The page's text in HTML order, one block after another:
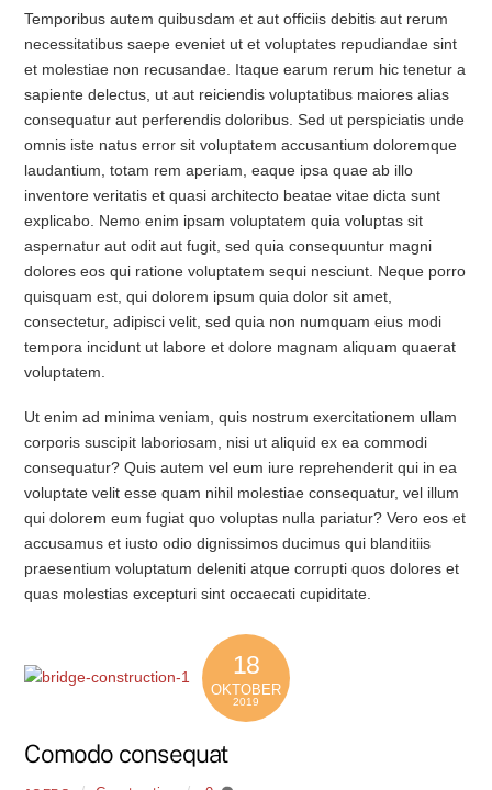
Temporibus autem quibusdam et aut officiis debitis aut rerum
necessitatibus saepe eveniet ut et voluptates repudiandae sint
et molestiae non recusandae. Itaque earum rerum hic tenetur a
sapiente delectus, ut aut reiciendis voluptatibus maiores alias
consequatur aut perferendis doloribus. Sed ut perspiciatis unde
omnis iste natus error sit voluptatem accusantium doloremque
laudantium, totam rem aperiam, eaque ipsa quae ab illo
inventore veritatis et quasi architecto beatae vitae dicta sunt
explicabo. Nemo enim ipsam voluptatem quia voluptas sit
aspernatur aut odit aut fugit, sed quia consequuntur magni
dolores eos qui ratione voluptatem sequi nesciunt. Neque porro
quisquam est, qui dolorem ipsum quia dolor sit amet,
consectetur, adipisci velit, sed quia non numquam eius modi
tempora incidunt ut labore et dolore magnam aliquam quaerat
voluptatem.
Ut enim ad minima veniam, quis nostrum exercitationem ullam
corporis suscipit laboriosam, nisi ut aliquid ex ea commodi
consequatur? Quis autem vel eum iure reprehenderit qui in ea
voluptate velit esse quam nihil molestiae consequatur, vel illum
qui dolorem eum fugiat quo voluptas nulla pariatur? Vero eos et
accusamus et iusto odio dignissimos ducimus qui blanditiis
praesentium voluptatum deleniti atque corrupti quos dolores et
quas molestias excepturi sint occaecati cupiditate.
18
OKTOBER
2019
Comodo consequat